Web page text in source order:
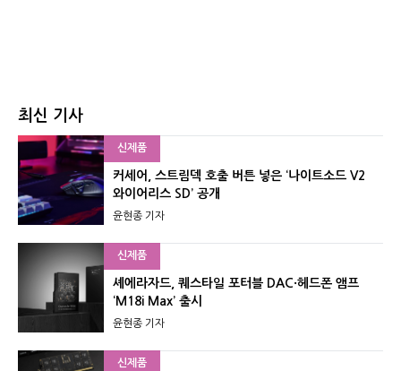
최신 기사
신제품
커세어, 스트림덱 호출 버튼 넣은 ‘나이트소드 V2
와이어리스 SD’ 공개
윤현종 기자
신제품
셰에라자드, 퀘스타일 포터블 DAC·헤드폰 앰프
‘M18i Max’ 출시
윤현종 기자
신제품